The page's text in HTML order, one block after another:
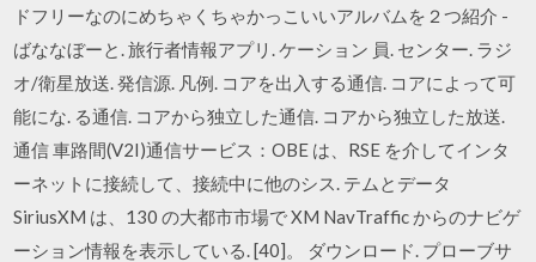
ドフリーなのにめちゃくちゃかっこいいアルバムを２つ紹介 -
ばななぼーと. 旅行者情報アプリ. ケーション 員. センター. ラジ
オ/衛星放送. 発信源. 凡例. コアを出入する通信. コアによって可
能にな. る通信. コアから独立した通信. コアから独立した放送.
通信 車路間(V2I)通信サービス：OBE は、RSE を介してインタ
ーネットに接続して、接続中に他のシス. テムとデータ
SiriusXM は、130 の大都市市場で XM NavTraffic からのナビゲ
ーション情報を表示している. [40]。 ダウンロード. プローブサ